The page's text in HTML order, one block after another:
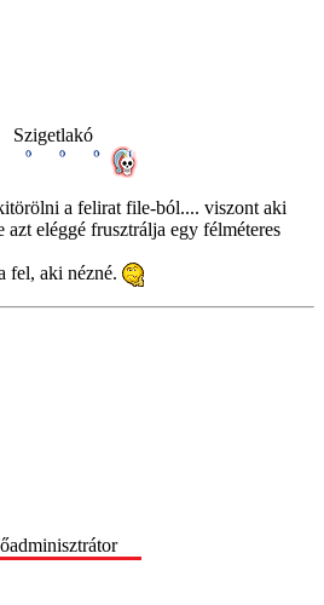
Szigetlakó
a felirat file-ból.... viszont aki
eléggé frusztrálja egy félméteres
fel, aki nézné.